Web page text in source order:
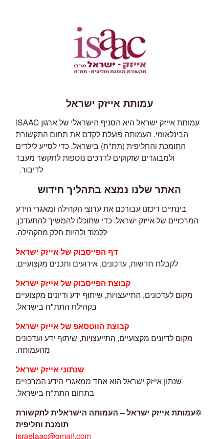
עמותת אייזק ישראל
עמותת אייזק ישראל היא הסניף הישראלי של ארגון ISAAC
הבינלאומי. העמותה פועלת לקדם את תחום התקשורת
התומכת והחליפית (תת"ח) בישראל, כדי לסייע לילדים
ולמבוגרים שזקוקים לדרכים נוספות לתקשר מעבר
לדיבור.
האתר שלנו נמצא בתהליך חידוש
בינתיים ריכזנו עבורכם את ערוצי הקהילה ומאגרי הידע
המרכזיים של אייזק ישראל, כדי שתוכלו להמשיך להתעדכן,
ללמוד ולהיות חלק מהקהילה.
דף הפייסבוק של אייזק ישראל
לקבלת חדשות, עדכונים, אירועים ותכנים מקצועיים.
קבוצת הפייסבוק של אייזק ישראל
מקום לעדכונים, התייעצויות, שיתוף ידע ודיונים מקצועיים
בקהילת התת"ח בישראל.
קבוצת הווטסאפ של אייזק ישראל
מקום לדיונים מקצועיים, התייעצויות, שיתוף ידע ועדכונים
מהעמותה.
שנתוני אייזק ישראל
שנתון אייזק ישראל הוא אחד ממאגרי הידע המרכזיים
בתחום התת"ח בישראל.
©עמותת אייזק ישראל – העמותה הישראלית לתקשורת
תומכת וחליפית
israelaac@gmail.com